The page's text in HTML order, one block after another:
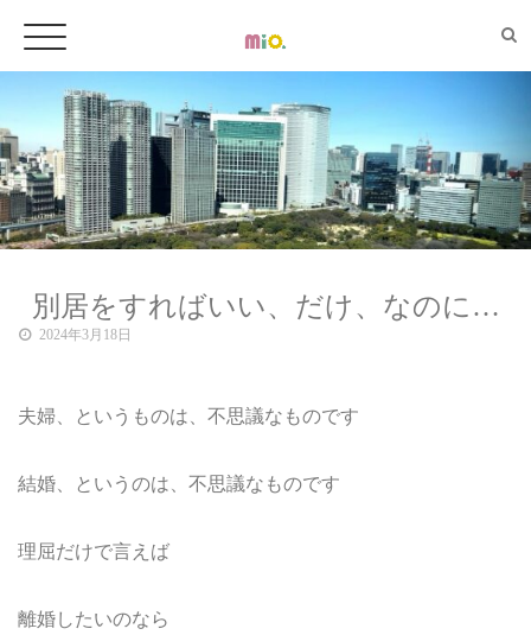
別居をすればいい、だけ、なのに…
2024年3月18日
夫婦、というものは、不思議なものです
結婚、というのは、不思議なものです
理屈だけで言えば
離婚したいのなら